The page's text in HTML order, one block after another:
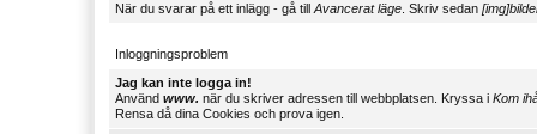
När du svarar på ett inlägg - gå till Avancerat läge . Skriv sedan
Inloggningsproblem
Jag kan inte logga in!
Använd www. när du skriver adressen till webbplatsen. Kryssa i Kom
Rensa då dina Cookies och prova igen.